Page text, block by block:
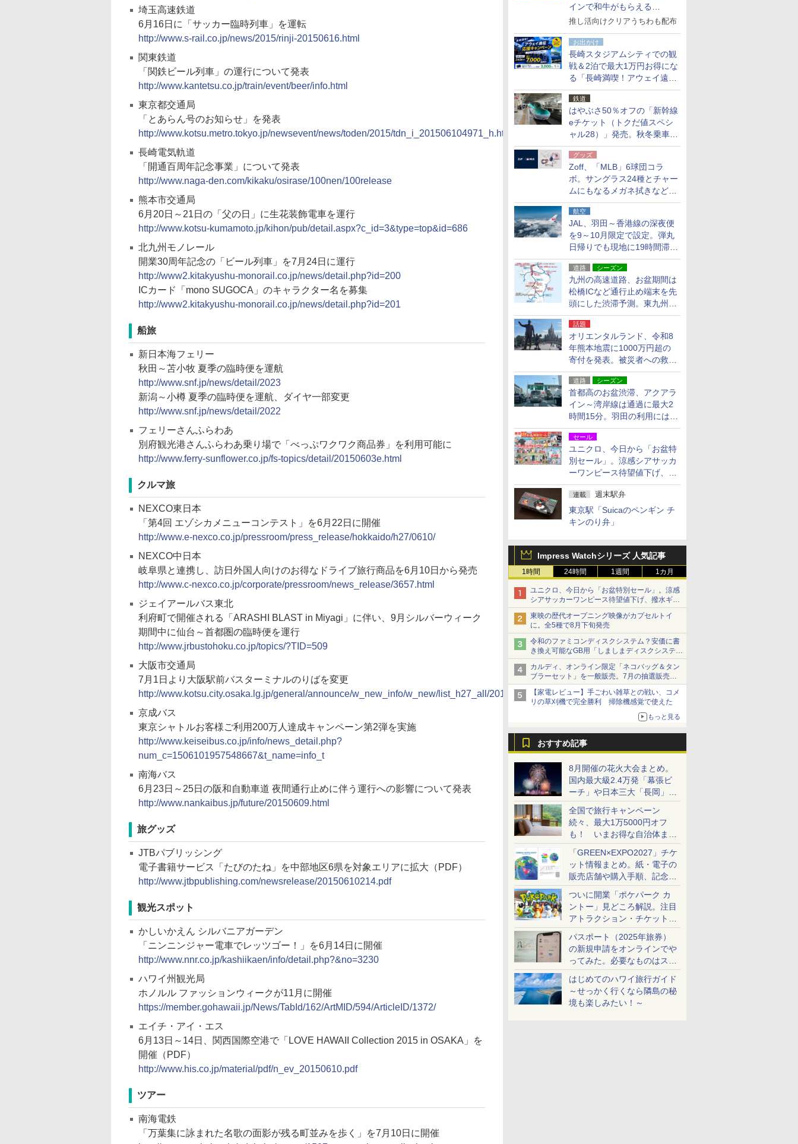
インで和牛がもらえる
「GO！GO！長崎スタンプラ
推し活向けクリアうちわも配布
お出かけ
長崎スタジアムシティでの観
戦＆2泊で最大1万円お得にな
る「長崎満喫！アウェイ遠征
応援キャンペーン」
鉄道
はやぶさ50％オフの「新幹線
eチケット（トクだ値スペシ
ャル28）」発売。秋冬乗車
分、えきねっと限定
グッズ
Zoff、「MLB」6球団コラ
ボ。サングラス24種とチャー
ムにもなるメガネ拭きなど雑
貨24種
航空
JAL、羽田～香港線の深夜便
を9～10月限定で設定。弾丸
日帰りでも現地に19時間滞在
できる
道路 シーズン
九州の高速道路、お盆期間は
松橋ICなど通行止め端末を先
頭にした渋滞予測。東九州道
への迂回は料金調整を実施
話題
オリエンタルランド、令和8
年熊本地震に1000万円超の
寄付を発表。被災者への救援
活動・復旧支援
道路 シーズン
首都高のお盆渋滞、アクアラ
イン～湾岸線は通過に最大2
時間15分。羽田の利用には
「空港西出口」の利用検討を
セール
ユニクロ、今日から「お盆特
別セール」。涼感シアサッカ
ーワンピース待望値下げ、撥
水ギアショーツは1990円に
連載 週末駅弁
東京駅「Suicaのペンギン チ
キンのり弁」
Impress Watchシリーズ 人気記事
1時間 24時間 1週間 1カ月
ユニクロ、今日から「お盆特別セール」。涼感
シアサッカーワンピース待望値下げ、撥水ギア
ショーツは1990円に
東映の歴代オープニング映像がカプセルトイ
に。全5種で8月下旬発売
令和のファミコンディスクシステム？安価に書
き換え可能なGB用「しましまディスクシステ
ム」
カルディ、オンライン限定「ネコバッグ＆タン
ブラーセット」を一般販売。7月の抽選販売の
当選無効分
【家電レビュー】手ごわい雑草との戦い、コメ
リの草刈機で完全勝利 掃除機感覚で使えた
もっと見る
おすすめ記事
8月開催の花火大会まとめ。
国内最大級2.4万発「幕張ビ
ーチ」や日本三大「長岡」な
ど大型イベント目白押し！
全国で旅行キャンペーン
続々、最大1万5000円オフ
も！ いまお得な自治体まと
め
「GREEN×EXPO2027」チケ
ット情報まとめ。紙・電子の
販売店舗や購入手順、記念チ
ケットも解説
ついに開業「ポケパーク カ
ントー」見どころ解説。注目
アトラクション・チケット手
配・来場前に必要な準備は？
パスポート（2025年旅券）
の新規申請をオンラインでや
ってみた。必要なものはスマ
ホとマイナカードのみ
はじめてのハワイ旅行ガイド
～せっかく行くなら隣島の秘
境も楽しみたい！～
埼玉高速鉄道
6月16日に「サッカー臨時列車」を運転
http://www.s-rail.co.jp/news/2015/rinji-20150616.html
関東鉄道
「関鉄ビール列車」の運行について発表
http://www.kantetsu.co.jp/train/event/beer/info.html
東京都交通局
「とあらん号のお知らせ」を発表
http://www.kotsu.metro.tokyo.jp/newsevent/news/toden/2015/tdn_i_201506104971_h.html
長崎電気軌道
「開通百周年記念事業」について発表
http://www.naga-den.com/kikaku/osirase/100nen/100release
熊本市交通局
6月20日～21日の「父の日」に生花装飾電車を運行
http://www.kotsu-kumamoto.jp/kihon/pub/detail.aspx?c_id=3&type=top&id=686
北九州モノレール
開業30周年記念の「ビール列車」を7月24日に運行
http://www2.kitakyushu-monorail.co.jp/news/detail.php?id=200
ICカード「mono SUGOCA」のキャラクター名を募集
http://www2.kitakyushu-monorail.co.jp/news/detail.php?id=201
船旅
新日本海フェリー
秋田～苫小牧 夏季の臨時便を運航
http://www.snf.jp/news/detail/2023
新潟～小樽 夏季の臨時便を運航、ダイヤ一部変更
http://www.snf.jp/news/detail/2022
フェリーさんふらわあ
別府観光港さんふらわあ乗り場で「べっぷワクワク商品券」を利用可能に
http://www.ferry-sunflower.co.jp/fs-topics/detail/20150603e.html
クルマ旅
NEXCO東日本
「第4回 エゾシカメニューコンテスト」を6月22日に開催
http://www.e-nexco.co.jp/pressroom/press_release/hokkaido/h27/0610/
NEXCO中日本
岐阜県と連携し、訪日外国人向けのお得なドライブ旅行商品を6月10日から発売
http://www.c-nexco.co.jp/corporate/pressroom/news_release/3657.html
ジェイアールバス東北
利府町で開催される「ARASHI BLAST in Miyagi」に伴い、9月シルバーウィーク
期間中に仙台～首都圏の臨時便を運行
http://www.jrbustohoku.co.jp/topics/?TID=509
大阪市交通局
7月1日より大阪駅前バスターミナルのりばを変更
http://www.kotsu.city.osaka.lg.jp/general/announce/w_new_info/w_new/list_h27_all/20150610_osakaekimae.html
京成バス
東京シャトルお客様ご利用200万人達成キャンペーン第2弾を実施
http://www.keiseibus.co.jp/info/news_detail.php?
num_c=1506101957548667&t_name=info_t
南海バス
6月23日～25日の阪和自動車道 夜間通行止めに伴う運行への影響について発表
http://www.nankaibus.jp/future/20150609.html
旅グッズ
JTBパブリッシング
電子書籍サービス「たびのたね」を中部地区6県を対象エリアに拡大（PDF）
http://www.jtbpublishing.com/newsrelease/20150610214.pdf
観光スポット
かしいかえん シルバニアガーデン
「ニンニンジャー電車でレッツゴー！」を6月14日に開催
http://www.nnr.co.jp/kashiikaen/info/detail.php?&no=3230
ハワイ州観光局
ホノルル ファッションウィークが11月に開催
https://member.gohawaii.jp/News/TabId/162/ArtMID/594/ArticleID/1372/
エイチ・アイ・エス
6月13日～14日、関西国際空港で「LOVE HAWAII Collection 2015 in OSAKA」を
開催（PDF）
http://www.his.co.jp/material/pdf/n_ev_20150610.pdf
ツアー
南海電鉄
「万葉集に詠まれた名歌の面影が残る町並みを歩く」を7月10日に開催